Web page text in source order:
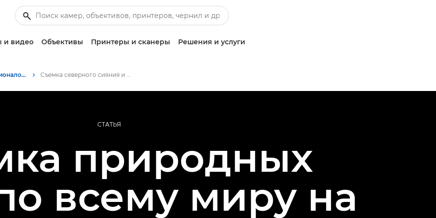
и видео Объективы Принтеры и сканеры Решения и услуги
Истории от профессионалов: вдохновляющие идеи для печати, а также фото- и видеосъемки Съемка северного сияния и вулканов с помощью камеры Canon EOS R6
СТАТЬЯ
природных
всему миру на